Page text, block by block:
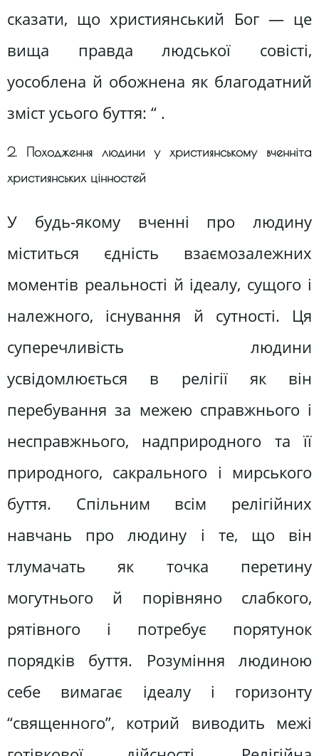
сказати, що християнський Бог — це
вища правда людської совісті,
уособлена й обожнена як благодатний
зміст усього буття: “ .
2. Походження людини у християнському вченніта
християнських цінностей
У будь-якому вченні про людину
міститься єдність взаємозалежних
моментів реальності й ідеалу, сущого і
належного, існування й сутності. Ця
суперечливість людини
усвідомлюється в релігії як він
перебування за межею справжнього і
несправжнього, надприродного та її
природного, сакрального і мирського
буття. Спільним всім релігійних
навчань про людину і те, що він
тлумачать як точка перетину
могутнього й порівняно слабкого,
рятівного і потребує порятунок
порядків буття. Розуміння людиною
себе вимагає ідеалу і горизонту
“священного”, котрий виводить межі